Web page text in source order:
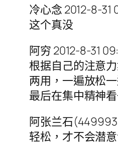
冷心念 2012-8-31
这个真没
阿穷 2012-8-31
根据自己的注意
两用，一遍放松
最后在集中精神
阿张兰石
轻松，才不会潜